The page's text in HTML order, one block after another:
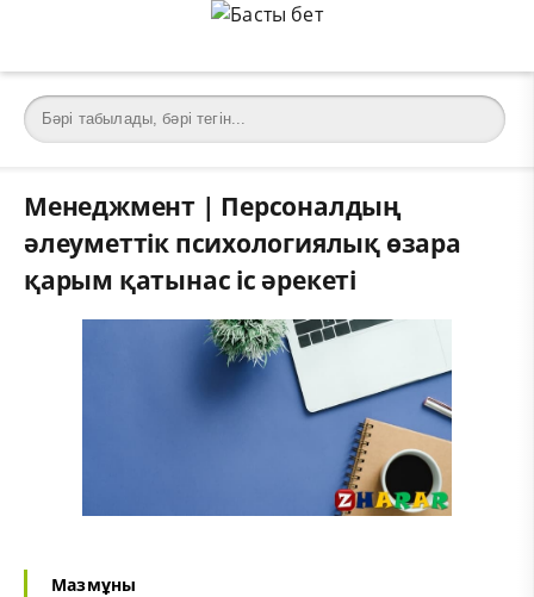
Менеджмент | Персоналдың
әлеуметтік психологиялық өзара
қарым қатынас іс әрекеті
Мазмұны